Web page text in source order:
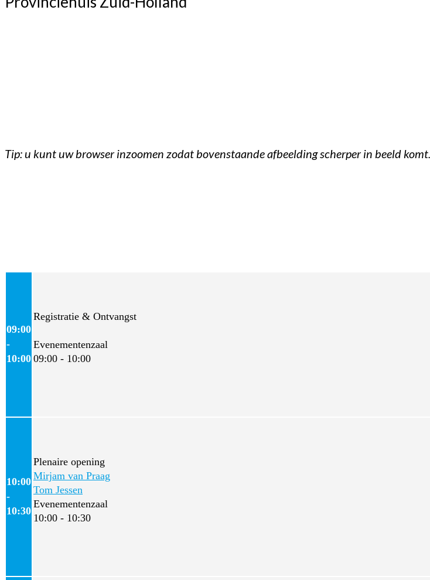
Tip: u kunt uw browser inzoomen zodat bovenstaande afbeelding scherper in beeld komt.
09:00
-
10:00
Registratie & Ontvangst
Evenementenzaal
09:00 - 10:00
10:00
-
10:30
Plenaire opening
Mirjam van Praag
Tom Jessen
Evenementenzaal
10:00 - 10:30